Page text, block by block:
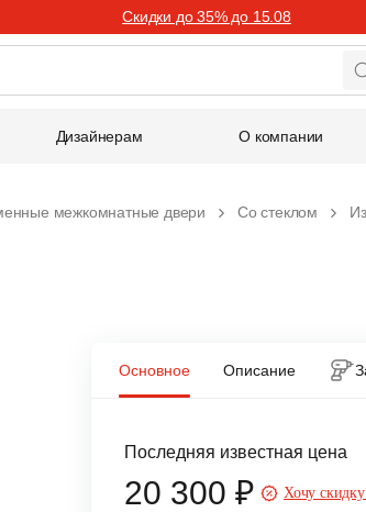
Скидки до 35% до 15.08
Дизайнерам О компании
межкомнатные двери Со стеклом
Основное Описание
Последняя известная цена
20 300 ₽ Хочу